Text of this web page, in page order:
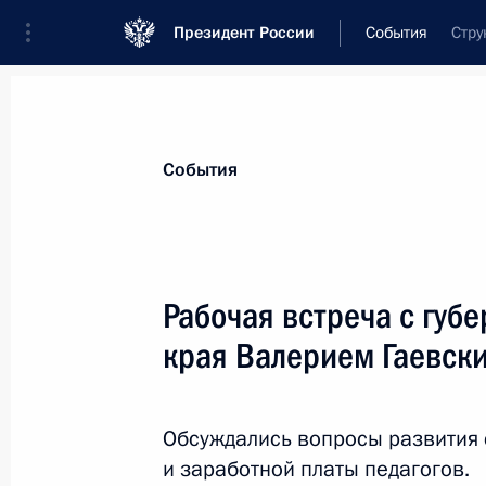
Президент России События
Новости
Поздравление артистке цирка,
События
Рабочая встреча с
края Валерием
Обсуждались вопросы
и заработной платы педагогов.